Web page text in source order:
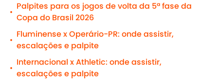
•
Palpites para os jogos de volta da 5ª fase da
Copa do Brasil 2026
•
Fluminense x Operário-PR: onde assistir,
escalações e palpite
•
Internacional x Athletic: onde assistir,
escalações e palpite